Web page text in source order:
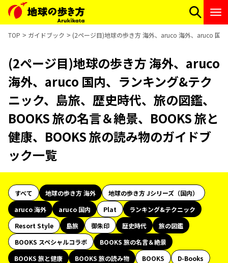
TOP ガイドブック (2ページ目)地球の歩き方 海外、aruco 海外、aruco 国
(2ページ目)地球の歩き方 海外、aruco
海外、aruco 国内、ランキング&テク
ニック、島旅、歴史時代、旅の図鑑、
BOOKS 旅の名言＆絶景、BOOKS 旅と
健康、BOOKS 旅の読み物のガイドブ
ック一覧
すべて 地球の歩き方 海外
地球の歩き方 Jシリーズ（国内）
aruco 海外
aruco 国内 Plat
ランキング&テクニック
Resort Style
島旅 御朱印 歴史時代
旅の図鑑
BOOKS スペシャルコラボ
BOOKS 旅の名言＆絶景
BOOKS 旅と健康
BOOKS 旅の読み物 BOOKS
D-Books